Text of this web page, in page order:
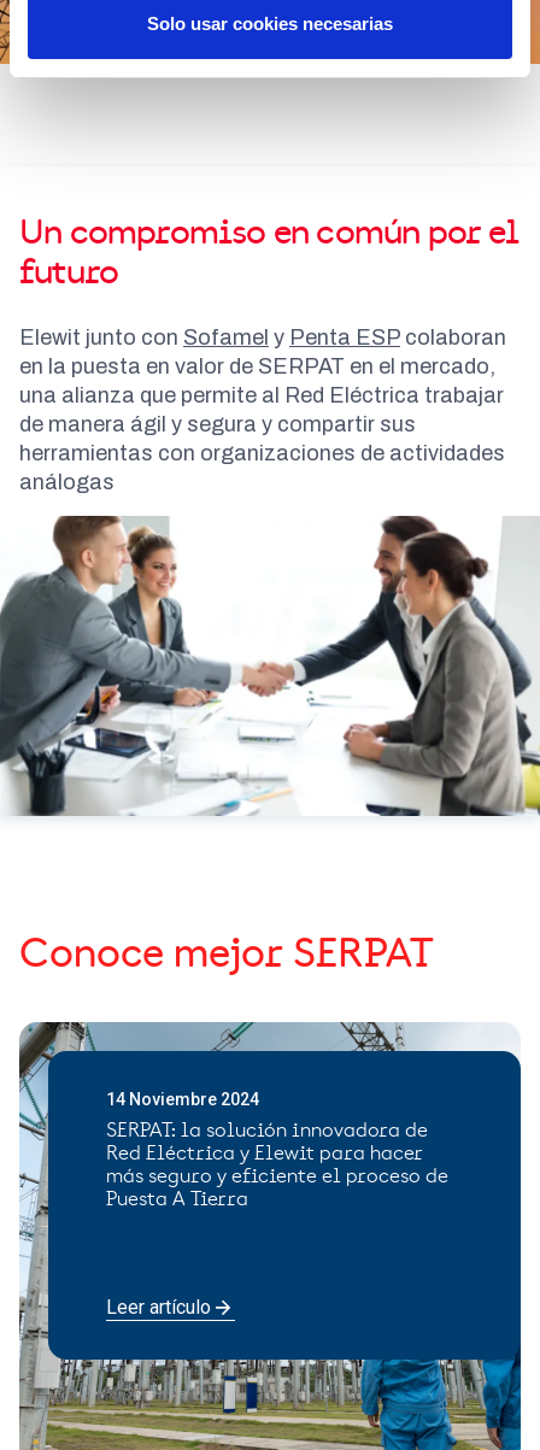
Solo usar cookies necesarias
Un compromiso en común por el
futuro
Elewit junto con Sofamel y Penta ESP colaboran
en la puesta en valor de SERPAT en el mercado,
una alianza que permite al Red Eléctrica trabajar
de manera ágil y segura y compartir sus
herramientas con organizaciones de actividades
análogas
Conoce mejor SERPAT
Image
14 Noviembre 2024
SERPAT: la solución innovadora de
Red Eléctrica y Elewit para hacer
más seguro y eficiente el proceso de
Puesta A Tierra
Leer artículo